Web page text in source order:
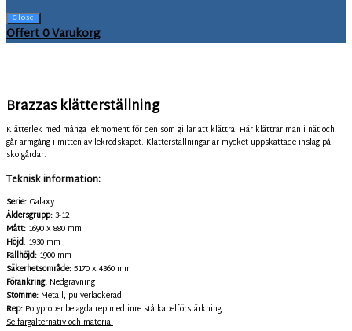
Close
Offert0Varukorg
Brazzas klätterställning
Klätterlek med många lekmoment för den som gillar att klättra. Här klättrar man i nät och
går armgång i mitten av lekredskapet. Klätterställningar är mycket uppskattade inslag på
skolgårdar.
Teknisk information:
Serie: Galaxy
Åldersgrupp:3-12
Mått: 1690 x 880 mm
Höjd: 1930 mm
Fallhöjd: 1900 mm
Säkerhetsområde:5170 x 4360 mm
Förankring: Nedgrävning
Stomme: Metall, pulverlackerad
Rep: Polypropenbelagda rep med inre stålkabelförstärkning
Se färgalternativ och material